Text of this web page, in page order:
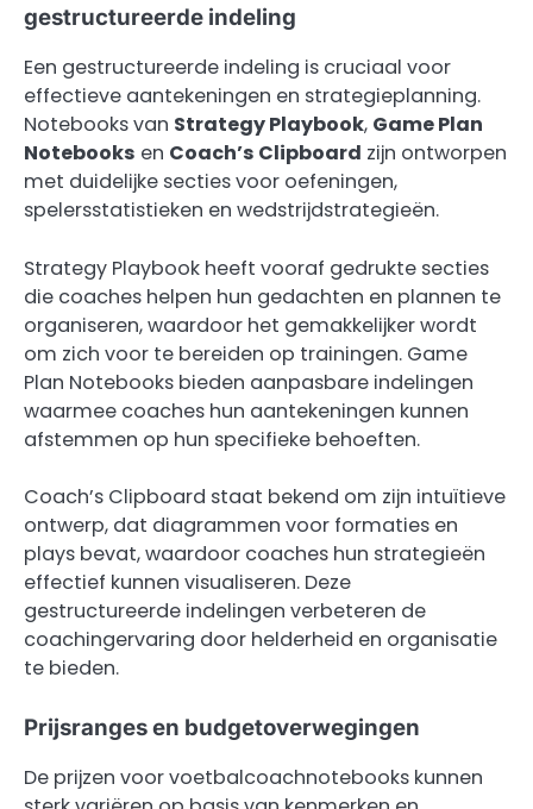
gestructureerde indeling
Een gestructureerde indeling is cruciaal voor
effectieve aantekeningen en strategieplanning.
Notebooks van Strategy Playbook, Game Plan
Notebooks en Coach’s Clipboard zijn ontworpen
met duidelijke secties voor oefeningen,
spelersstatistieken en wedstrijdstrategieën.
Strategy Playbook heeft vooraf gedrukte secties
die coaches helpen hun gedachten en plannen te
organiseren, waardoor het gemakkelijker wordt
om zich voor te bereiden op trainingen. Game
Plan Notebooks bieden aanpasbare indelingen
waarmee coaches hun aantekeningen kunnen
afstemmen op hun specifieke behoeften.
Coach’s Clipboard staat bekend om zijn intuïtieve
ontwerp, dat diagrammen voor formaties en
plays bevat, waardoor coaches hun strategieën
effectief kunnen visualiseren. Deze
gestructureerde indelingen verbeteren de
coachingervaring door helderheid en organisatie
te bieden.
Prijsranges en budgetoverwegingen
De prijzen voor voetbalcoachnotebooks kunnen